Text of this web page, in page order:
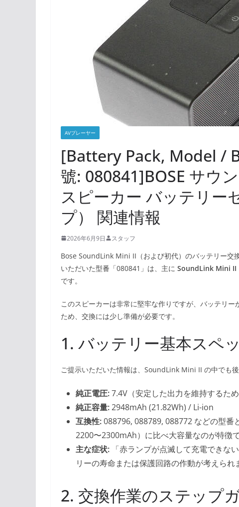
AVプレーヤー
[Battery Pack, Model /
號: 080841]BOSE サウ
スピーカー バッテリー
プ） 関連情報
2026年6月9日 スタッフ
Bose SoundLink Mini II（および初代）のバッテリー交
いただいた型番「080841」は、主に SoundLink Mini II
です。
このスピーカーは非常に堅牢な作りですが、バッテリ
ため、交換には少し準備が必要です。
1. バッテリー基本スペ
ご提示いただいた情報は、SoundLink Mini II の中でも
純正電圧:7.4V（安定した出力を維持するため
純正容量:2948mAh (21.82Wh) / Li-ion
互換性:088796, 088789, 088772 などの型番
2200〜2300mAh）に比べ大容量なのが特徴で
主な症状: 「赤ランプが点滅して充電できな
リーの寿命または保護回路の作動が考えられ
2. 交換作業のステップ